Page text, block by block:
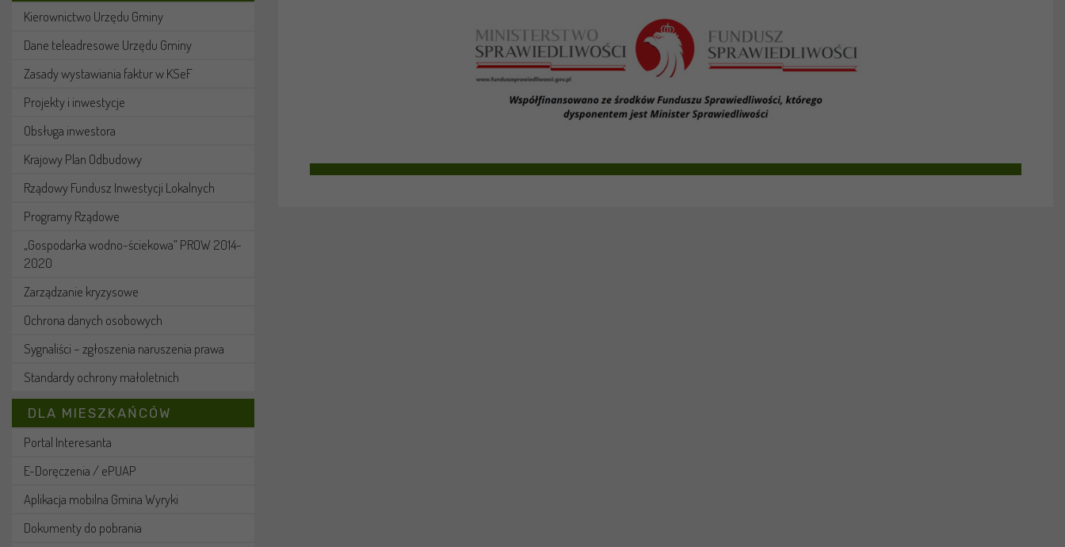
Kierownictwo Urzędu Gminy
Dane teleadresowe Urzędu Gminy
Zasady wystawiania faktur w KSeF
Projekty i inwestycje
Obsługa inwestora
Krajowy Plan Odbudowy
Rządowy Fundusz Inwestycji Lokalnych
Programy Rządowe
„Gospodarka wodno-ściekowa” PROW 2014-
2020
Zarządzanie kryzysowe
Ochrona danych osobowych
Sygnaliści – zgłoszenia naruszenia prawa
Standardy ochrony małoletnich
DLA MIESZKAŃCÓW
Portal Interesanta
E-Doręczenia / ePUAP
Aplikacja mobilna Gmina Wyryki
Dokumenty do pobrania